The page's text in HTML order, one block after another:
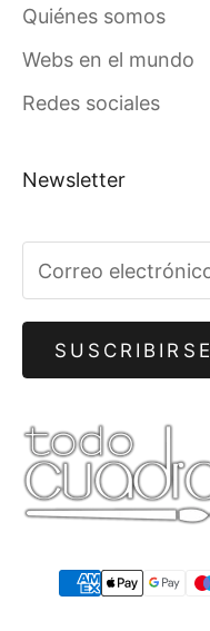
Quiénes somos
Webs en el mundo
Redes sociales
Newsletter
SUSCRIBIRSE